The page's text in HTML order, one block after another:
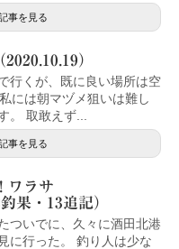
事を見る
）
行くが、既に良い場所は空
には朝マヅメ狙いは難し
。 取敢えず...
事を見る
ワラサ
果・13追記）
ついでに、久々に酒田北港
に行った。 釣り人は少な